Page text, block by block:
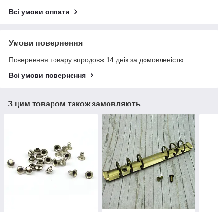
Всі умови оплати
Умови повернення
Повернення товару впродовж 14 днів за домовленістю
Всі умови повернення
З цим товаром також замовляють